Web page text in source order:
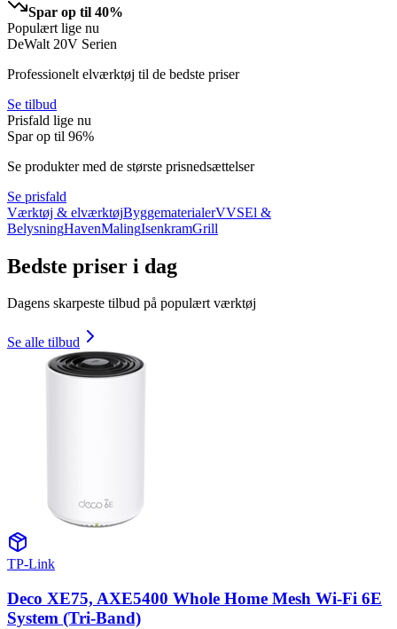
Spar op til 40%
Populært lige nu
DeWalt 20V Serien
Professionelt elværktøj til de bedste priser
Se tilbud
Prisfald lige nu
Spar op til 96%
Se produkter med de største prisnedsættelser
Se prisfald
Værktøj & elværktøjByggematerialerVVSEl &
BelysningHavenMalingIsenkramGrill
Bedste priser i dag
Dagens skarpeste tilbud på populært værktøj
Se alle tilbud
TP-Link
Deco XE75, AXE5400 Whole Home Mesh Wi-Fi 6E
System (Tri-Band)